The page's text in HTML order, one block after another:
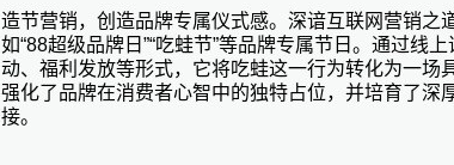
造节营销，创造品牌专属仪式感。深谙互联网营销之
如“88超级品牌日”“吃蛙节”等品牌专属节日。通过线
动、福利发放等形式，它将吃蛙这一行为转化为一场
强化了品牌在消费者心智中的独特占位，并培育了深
接。